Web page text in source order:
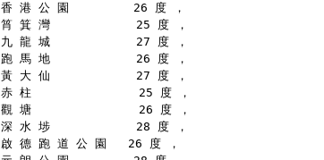
香 港 公 園         26 度 ，
筲 箕 灣            25 度 ，
九 龍 城            27 度 ，
跑 馬 地            26 度 ，
黃 大 仙            27 度 ，
赤 柱               25 度 ，
觀 塘               26 度 ，
深 水 埗            28 度 ，
啟 德 跑 道 公 園   26 度 ，